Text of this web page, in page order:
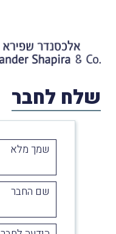
שלח לחבר
שמך מלא
שם החבר